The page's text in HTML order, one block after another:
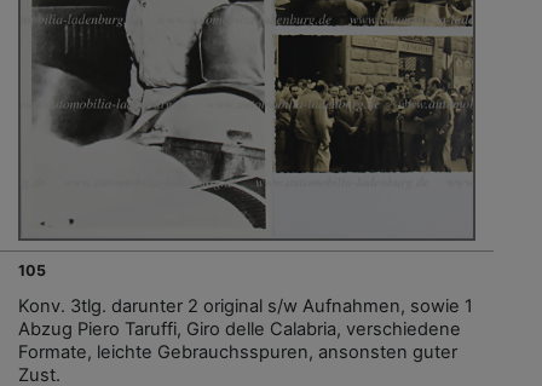
105
Konv. 3tlg. darunter 2 original s/w Aufnahmen, sowie 1
Abzug Piero Taruffi, Giro delle Calabria, verschiedene
Formate, leichte Gebrauchsspuren, ansonsten guter
Zust.